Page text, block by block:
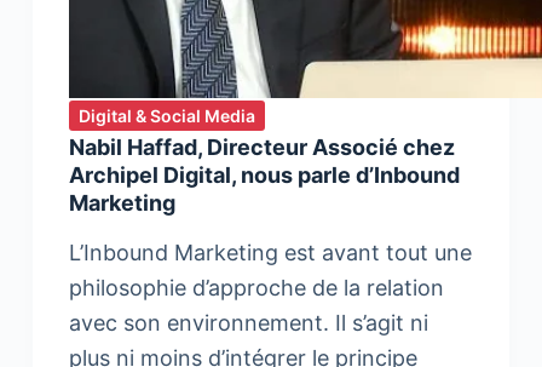
Digital & Social Media
Nabil Haffad, Directeur Associé chez
Archipel Digital, nous parle d’Inbound
Marketing
L’Inbound Marketing est avant tout une
philosophie d’approche de la relation
avec son environnement. Il s’agit ni
plus ni moins d’intégrer le principe